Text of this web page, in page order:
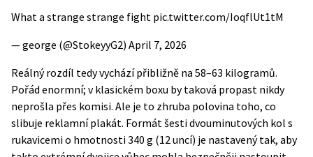
What a strange strange fight pic.twitter.com/IoqflUt1tM
— george (@StokeyyG2) April 7, 2026
Reálný rozdíl tedy vychází přibližně na 58–63 kilogramů.
Pořád enormní; v klasickém boxu by taková propast nikdy
neprošla přes komisi. Ale je to zhruba polovina toho, co
slibuje reklamní plakát. Formát šesti dvou­minutových kol s
rukavicemi o hmotnosti 340 g (12 uncí) je nastavený tak, aby